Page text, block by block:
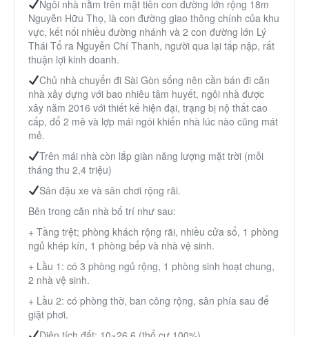
Ngôi nhà nằm trên mặt tiền con đường lớn rộng 18m
Nguyễn Hữu Thọ, là con đường giao thông chính của khu
vực, kết nối nhiều đường nhánh và 2 con đường lớn Lý
Thái Tổ ra Nguyễn Chí Thanh, người qua lại tấp nập, rất
thuận lợi kinh doanh.
Chủ nhà chuyển đi Sài Gòn sống nên cần bán đi căn
nhà xây dựng với bao nhiêu tâm huyết, ngôi nhà được
xây năm 2016 với thiết kế hiện đại, trạng bị nộ thất cao
cấp, đổ 2 mê và lợp mái ngói khiến nhà lúc nào cũng mát
mẻ.
Trên mái nhà còn lắp giàn năng lượng mặt trời (mỗi
tháng thu 2,4 triệu)
Sân đậu xe và sân chơi rộng rãi.
Bên trong căn nhà bố trí như sau:
+ Tầng trệt; phòng khách rộng rãi, nhiều cửa sổ, 1 phòng
ngủ khép kín, 1 phòng bếp và nhà vệ sinh.
+ Lầu 1: có 3 phòng ngủ rộng, 1 phòng sinh hoạt chung,
2 nhà vệ sinh.
+ Lầu 2: có phòng thờ, ban công rộng, sân phía sau để
giặt phơi.